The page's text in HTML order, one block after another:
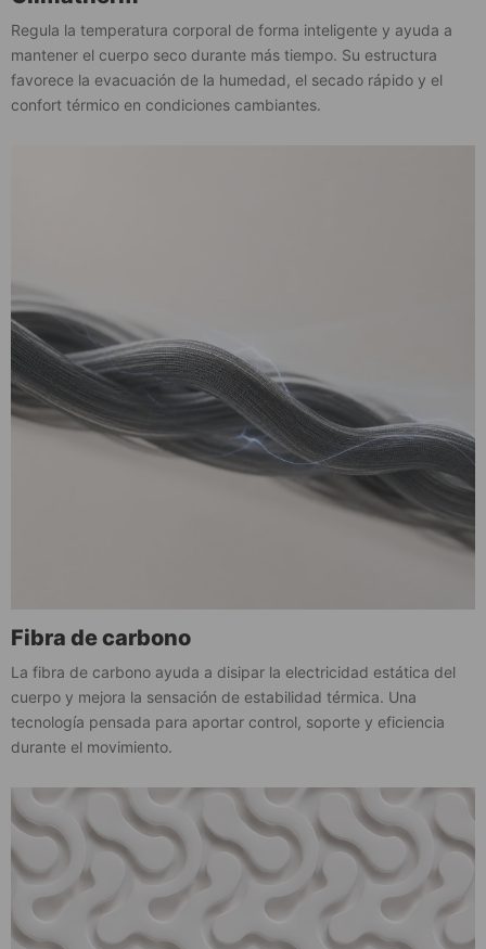
Regula la temperatura corporal de forma inteligente y ayuda a
mantener el cuerpo seco durante más tiempo. Su estructura
favorece la evacuación de la humedad, el secado rápido y el
confort térmico en condiciones cambiantes.
Fibra de carbono
La fibra de carbono ayuda a disipar la electricidad estática del
cuerpo y mejora la sensación de estabilidad térmica. Una
tecnología pensada para aportar control, soporte y eficiencia
durante el movimiento.